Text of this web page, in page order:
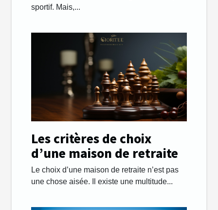
sportif. Mais,...
Les critères de choix
d’une maison de retraite
Le choix d’une maison de retraite n’est pas
une chose aisée. Il existe une multitude...